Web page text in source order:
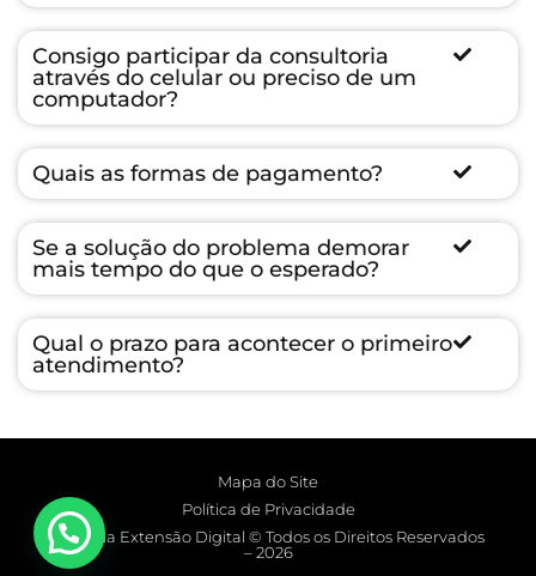
Consigo participar da consultoria
através do celular ou preciso de um
computador?
Quais as formas de pagamento?
Se a solução do problema demorar
mais tempo do que o esperado?
Qual o prazo para acontecer o primeiro
atendimento?
Mapa do Site
Política de Privacidade
Agência Extensão Digital © Todos os Direitos Reservados
– 2026